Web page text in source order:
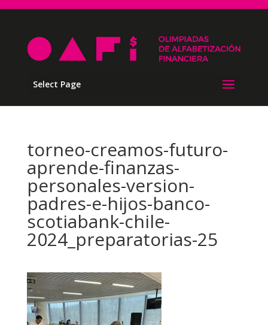
Select Page
torneo-creamos-futuro-
aprende-finanzas-
personales-version-
padres-e-hijos-banco-
scotiabank-chile-
2024_preparatorias-25